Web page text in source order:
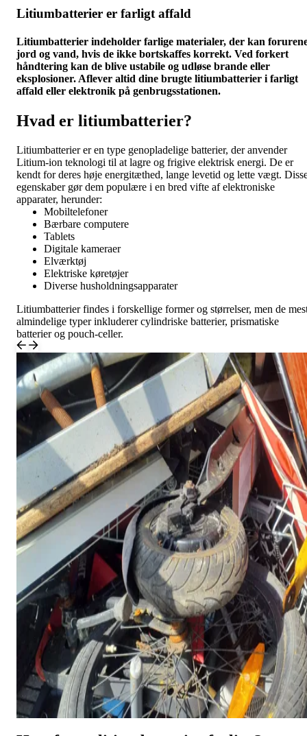
Litiumbatterier er farligt affald
Litiumbatterier indeholder farlige materialer, der kan
jord og vand, hvis de ikke bortskaffes korrekt. Ved forkert
håndtering kan de blive ustabile og udløse brande eller
eksplosioner. Aflever altid dine brugte litiumbatterier i farligt
affald eller elektronik på genbrugsstationen.
Hvad er litiumbatterier?
Litiumbatterier er en type genopladelige batterier, der anvender
Litium-ion teknologi til at lagre og frigive elektrisk energi. De er
kendt for deres høje energitæthed, lange levetid og lette vægt.
egenskaber gør dem populære i en bred vifte af elektroniske
apparater, herunder:
Mobiltelefoner
Bærbare computere
Tablets
Digitale kameraer
Elværktøj
Elektriske køretøjer
Diverse husholdningsapparater
Litiumbatterier findes i forskellige former og størrelser, men de
almindelige typer inkluderer cylindriske batterier, prismatiske
batterier og pouch-celler.